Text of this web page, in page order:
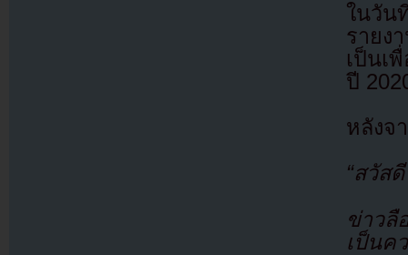
ในวัน
รายง
เป็นเ
ปี
หลังจ
“สวัส
ข่าวลื
เป็นค